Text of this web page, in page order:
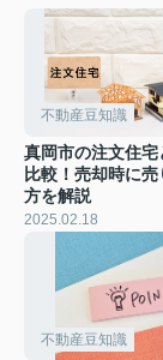
不動産豆知識
真岡市の注文住
比較！売却時に
方を解説
2025.02.18
不動産豆知識